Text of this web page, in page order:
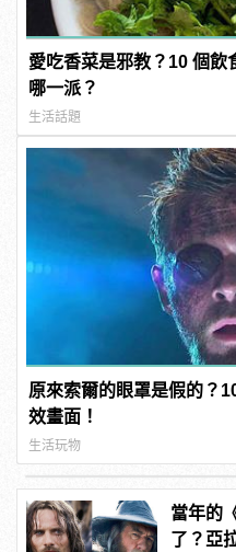
愛吃香菜是邪教？10 個飲
哪一派？
生活話題
原來索爾的眼罩是假的？
效畫面！
生活玩物
當年的
了？亞